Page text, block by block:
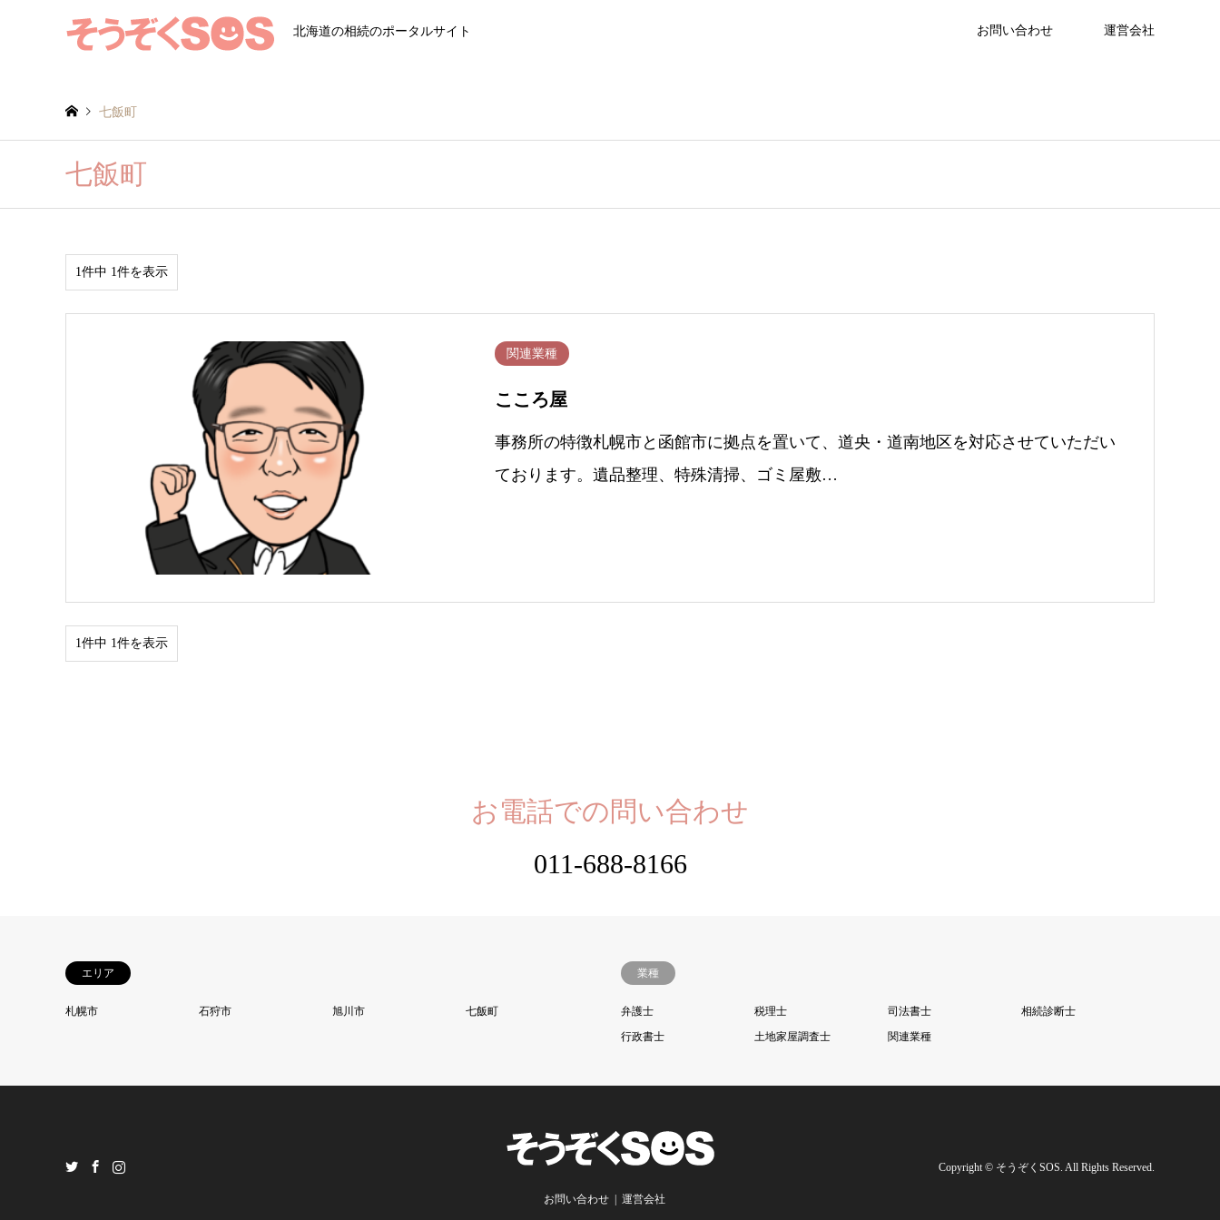
北海道の相続のポータルサイト お問い合わせ 運営会社
七飯町
七飯町
1件中 1件を表示
関連業種
こころ屋
事務所の特徴札幌市と函館市に拠点を置いて、道央・道南地区を対応させていただい
ております。遺品整理、特殊清掃、ゴミ屋敷…
1件中 1件を表示
お電話での問い合わせ
011-688-8166
エリア
札幌市 石狩市 旭川市 七飯町
業種
弁護士 税理士 司法書士
相続診断士
行政書士
土地家屋調査士 関連業種
お問い合わせ 運営会社
Copyright © そうぞくSOS . All Rights Reserved.